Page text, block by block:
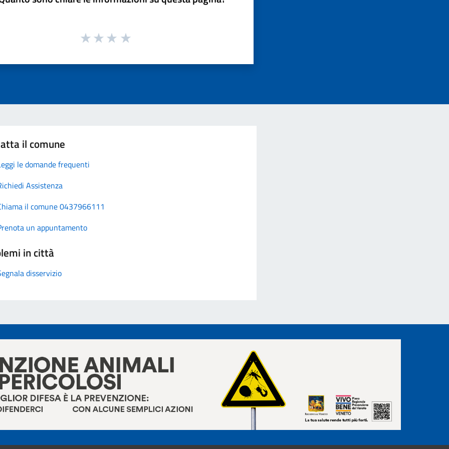
il comune
le domande frequenti
Assistenza
il comune 0437966111
un appuntamento
in città
disservizio